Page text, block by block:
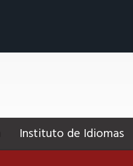
Instituto de Idiomas